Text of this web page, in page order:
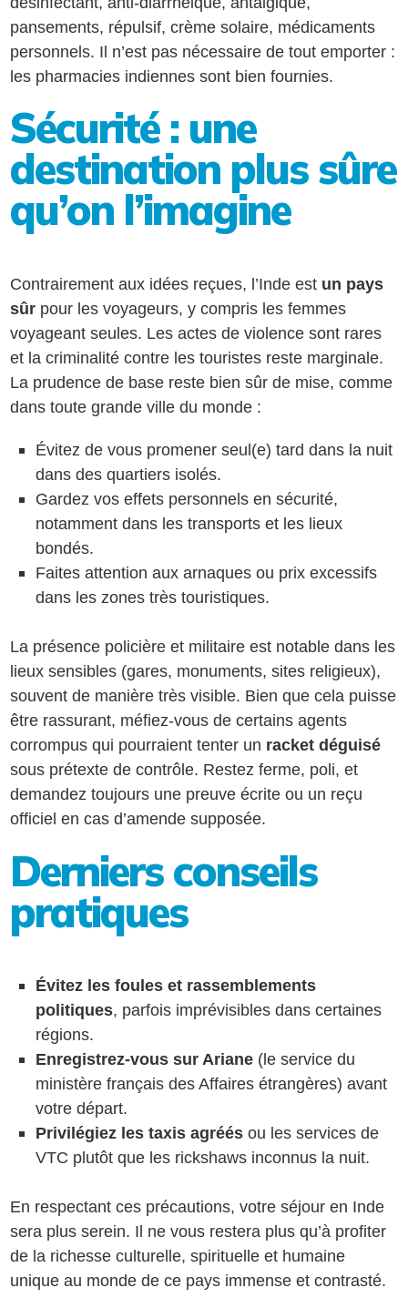
pansements, répulsif, crème solaire, médicaments
personnels. Il n’est pas nécessaire de tout emporter :
les pharmacies indiennes sont bien fournies.
Sécurité : une
destination plus sûre
qu’on l’imagine
Contrairement aux idées reçues, l’Inde est un pays
sûr pour les voyageurs, y compris les femmes
voyageant seules. Les actes de violence sont rares
et la criminalité contre les touristes reste marginale.
La prudence de base reste bien sûr de mise, comme
dans toute grande ville du monde :
Évitez de vous promener seul(e) tard dans la nuit
dans des quartiers isolés.
Gardez vos effets personnels en sécurité,
notamment dans les transports et les lieux
bondés.
Faites attention aux arnaques ou prix excessifs
dans les zones très touristiques.
La présence policière et militaire est notable dans les
lieux sensibles (gares, monuments, sites religieux),
souvent de manière très visible. Bien que cela puisse
être rassurant, méfiez-vous de certains agents
corrompus qui pourraient tenter un racket déguisé
sous prétexte de contrôle. Restez ferme, poli, et
demandez toujours une preuve écrite ou un reçu
officiel en cas d’amende supposée.
Derniers conseils
pratiques
Évitez les foules et rassemblements
politiques, parfois imprévisibles dans certaines
régions.
Enregistrez-vous sur Ariane(le service du
ministère français des Affaires étrangères) avant
votre départ.
Privilégiez les taxis agréésou les services de
VTC plutôt que les rickshaws inconnus la nuit.
En respectant ces précautions, votre séjour en Inde
sera plus serein. Il ne vous restera plus qu’à profiter
de la richesse culturelle, spirituelle et humaine
unique au monde de ce pays immense et contrasté.